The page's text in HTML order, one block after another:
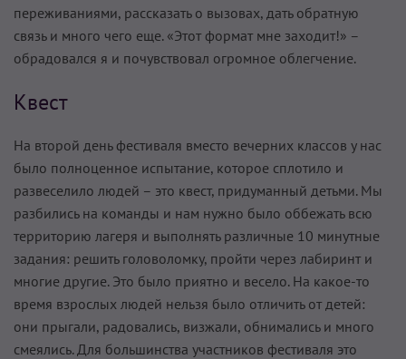
переживаниями, рассказать о вызовах, дать обратную
связь и много чего еще. «Этот формат мне заходит!» –
обрадовался я и почувствовал огромное облегчение.
Квест
На второй день фестиваля вместо вечерних классов у нас
было полноценное испытание, которое сплотило и
развеселило людей – это квест, придуманный детьми. Мы
разбились на команды и нам нужно было оббежать всю
территорию лагеря и выполнять различные 10 минутные
задания: решить головоломку, пройти через лабиринт и
многие другие. Это было приятно и весело. На какое-то
время взрослых людей нельзя было отличить от детей:
они прыгали, радовались, визжали, обнимались и много
смеялись. Для большинства участников фестиваля это